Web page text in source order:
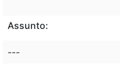
Assunto:
---